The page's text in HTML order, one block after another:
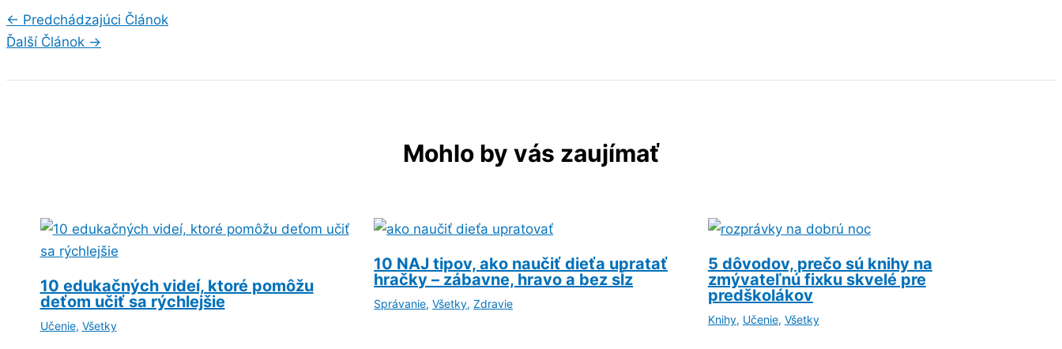
← Predchádzajúci Článok
Ďalší Článok →
Mohlo by vás zaujímať
10 edukačných videí, ktoré pomôžu
deťom učiť sa rýchlejšie
Učenie, Všetky
10 NAJ tipov, ako naučiť dieťa upratať
hračky – zábavne, hravo a bez sĺz
Správanie,Všetky,Zdravie
5 dôvodov, prečo sú knihy na
zmývateľnú fixku skvelé pre
predškolákov
Knihy, Učenie, Všetky